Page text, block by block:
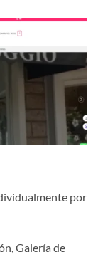
por
Galería de